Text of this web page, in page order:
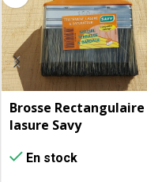
Brosse Rectangulaire
lasure Savy
En stock